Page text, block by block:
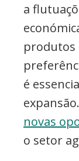
a
produtos
é
novas
o setor